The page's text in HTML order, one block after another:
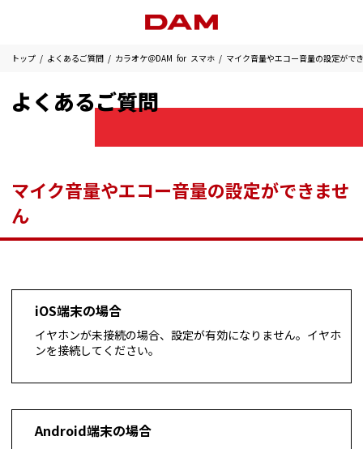
トップ よくあるご質問 カラオケ＠DAM for スマホ マイク音量やエコー音量の設定がで
よくあるご質問
マイク音量やエコー音量の設定ができませ
ん
iOS端末の場合
イヤホンが未接続の場合、設定が有効になりません。イヤホ
ンを接続してください。
Android端末の場合